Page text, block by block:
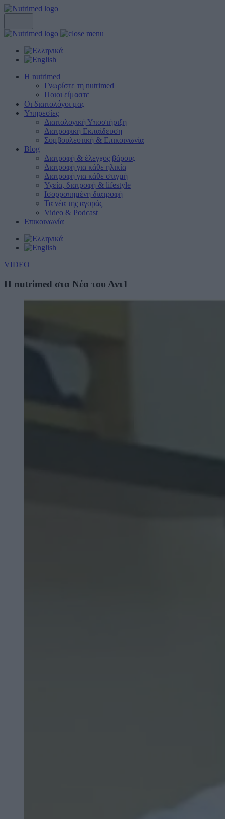
Η nutrimed
Γνωρίστε τη nutrimed
Ποιοι είμαστε
Οι διαιτολόγοι μας
Υπηρεσίες
Διαιτολογική Υποστήριξη
Διατροφική Εκπαίδευση
Συμβουλευτική & Επικοινωνία
Blog
Διατροφή & έλεγχος βάρους
Διατροφή για κάθε ηλικία
Διατροφή για κάθε στιγμή
Υγεία, διατροφή & lifestyle
Ισορροπημένη διατροφή
Τα νέα της αγοράς
Video & Podcast
Επικοινωνία
VIDEO
H nutrimed στα Νέα του Αντ1